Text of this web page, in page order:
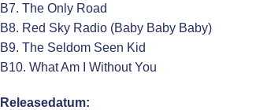
B7. The Only Road
B8. Red Sky Radio (Baby Baby Baby)
B9. The Seldom Seen Kid
B10. What Am I Without You
Releasedatum: